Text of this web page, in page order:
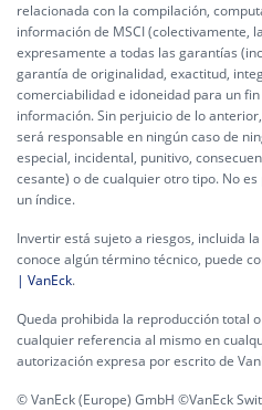
relacionada con la compilación,
información de MSCI (colectivamente,
expresamente a todas las garantías
garantía de originalidad, exactitud,
comerciabilidad e idoneidad para un
información. Sin perjuicio de lo
será responsable en ningún caso de
especial, incidental, punitivo,
cesante) o de cualquier otro tipo. No
un índice.
Invertir está sujeto a riesgos, incluida
conoce algún término técnico, puede
| VanEck.
Queda prohibida la reproducción total
cualquier referencia al mismo en
autorización expresa por escrito de
© VanEck (Europe) GmbH ©VanEck